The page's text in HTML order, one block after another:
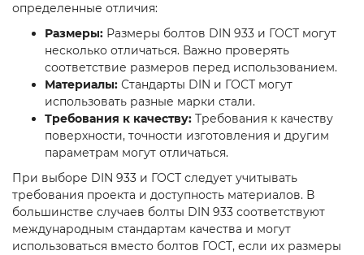
определенные отличия:
Размеры: Размеры болтов DIN 933 и ГОСТ могут
несколько отличаться. Важно проверять
соответствие размеров перед использованием.
Материалы: Стандарты DIN и ГОСТ могут
использовать разные марки стали.
Требования к качеству: Требования к качеству
поверхности, точности изготовления и другим
параметрам могут отличаться.
При выборе DIN 933 и ГОСТ следует учитывать
требования проекта и доступность материалов. В
большинстве случаев болты DIN 933 соответствуют
международным стандартам качества и могут
использоваться вместо болтов ГОСТ, если их размеры